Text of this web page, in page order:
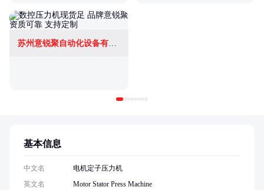
苏州意锐聚自动化设备有限公司
基本信息
中文名
电机定子压力机
英文名
Motor Stator Press Machine